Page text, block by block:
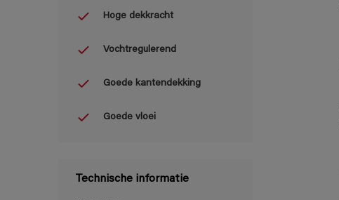
Hoge dekkracht
Vochtregulerend
Goede kantendekking
Goede vloei
Technische informatie